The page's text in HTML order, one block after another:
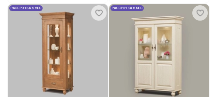
РАССРОЧКА 6 МЕС РАССРОЧКА 6 МЕС